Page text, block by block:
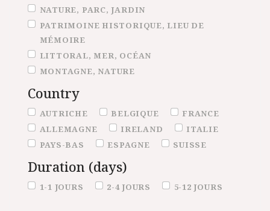
NATURE, PARC, JARDIN
PATRIMOINE HISTORIQUE, LIEU DE
MÉMOIRE
LITTORAL, MER, OCÉAN
MONTAGNE, NATURE
Country
Country
AUTRICHE BELGIQUE
FRANCE
ALLEMAGNE
IRELAND
ITALIE
PAYS-BAS
ESPAGNE SUISSE
Duration (days)
Duration (days)
1-1 JOURS 2-4 JOURS 5-12 JOURS